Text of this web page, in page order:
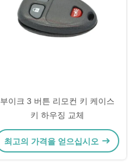
부이크 3 버튼 리모컨 키 케이스
키 하우징 교체
최고의 가격을 얻으십시오